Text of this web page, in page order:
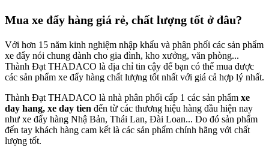
Mua xe đẩy hàng giá rẻ, chất lượng tốt ở đâu?
Với hơn 15 năm kinh nghiệm nhập khẩu và phân phối các sản phẩm
xe đẩy nói chung dành cho gia đình, kho xưởng, văn phòng...
Thành Đạt THADACO là địa chỉ tin cậy để bạn có thể mua được
các sản phẩm xe đẩy hàng chất lượng tốt nhất với giá cả hợp lý nhất.
Thành Đạt THADACO là nhà phân phối cấp 1 các sản phẩm xe
day hang, xe day tien đến từ các thương hiệu hàng đầu hiện nay
như xe đẩy hàng Nhậ Bản, Thái Lan, Đài Loan... Do đó sản phẩm
đến tay khách hàng cam kết là các sản phẩm chính hãng với chất
lượng tốt.